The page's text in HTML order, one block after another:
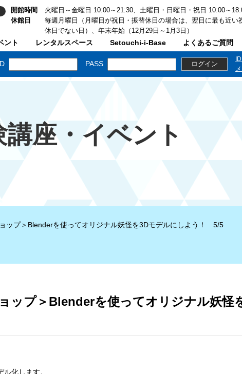
ント レンタルスペース Setouchi-i-Base よくあるご質問
開館時間
火曜日～金曜日 10:00～21:30、土曜日・日曜日・祝日 10:00～
休館日
毎週月曜日（月曜日が祝日・振替休日の場合は、翌日に最も近い
休日でない日）、年末年始（12月29日～1月3日）
講座・イベント
ップ＞Blenderを使ってオリジナル妖怪を3Dモデルにしよう！ 5/5
ップ＞Blenderを使ってオリジナル妖怪
化します。